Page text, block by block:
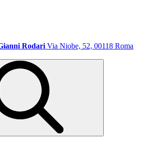
Rodari Via Niobe, 52, 00118 Roma